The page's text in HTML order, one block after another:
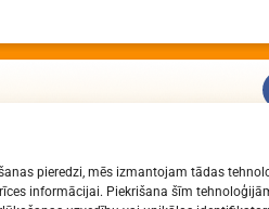
pieredzi, mēs izmantojam tādas
informācijai. Piekrišana šīm
Zinātņu vidusskola